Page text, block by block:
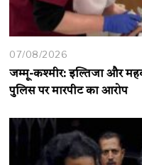
07/08/2026
जम्मू-कश्मीर: इल्तिजा और
पुलिस पर मारपीट का आरोप